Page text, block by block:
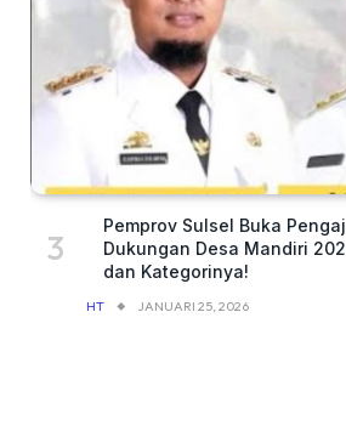
Pemprov Sulsel Buka
Dukungan Desa Mandiri
dan Kategorinya!
HT JANUARI 25, 2026